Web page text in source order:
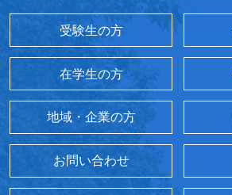
受験生の方
在学生の方
地域・企業の方
お問い合わせ